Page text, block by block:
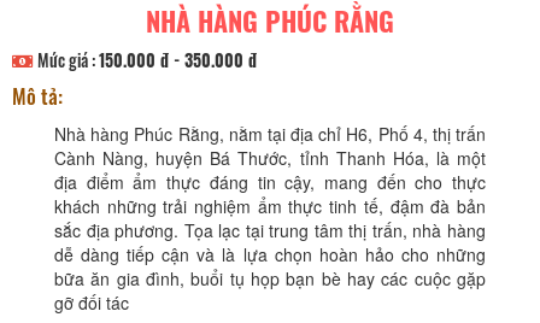
NHÀ HÀNG PHÚC RẰNG
Mức giá :150.000 đ - 350.000 đ
Mô tả:
Nhà hàng Phúc Rằng, nằm tại địa chỉ H6, Phố 4, thị trấn
Cành Nàng, huyện Bá Thước, tỉnh Thanh Hóa, là một
địa điểm ẩm thực đáng tin cậy, mang đến cho thực
khách những trải nghiệm ẩm thực tinh tế, đậm đà bản
sắc địa phương. Tọa lạc tại trung tâm thị trấn, nhà hàng
dễ dàng tiếp cận và là lựa chọn hoàn hảo cho những
bữa ăn gia đình, buổi tụ họp bạn bè hay các cuộc gặp
gỡ đối tác